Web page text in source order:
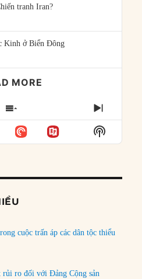
tranh Iran?
Kinh ở Biển Đông
MORE
SHOW
EPISODES
LIST
NEXT
Show
Podcast
cuộc trấn áp các dân tộc thiểu
ro đối với Đảng Cộng sản